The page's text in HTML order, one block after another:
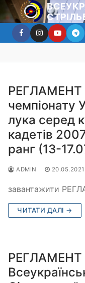
Перейти
до
вмісту
РЕГЛАМЕНТ
чемпіонату
лука серед
кадетів
ранг (13-
ADMIN 20.05.2021
завантажити
ЧИТАТИ ДАЛІ →
РЕГЛАМЕНТ